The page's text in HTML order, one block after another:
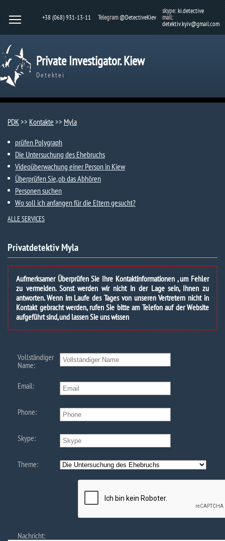
+38 (068) 931-13-11 Telegram@DetectiveKiev
skype:ki.detective
mail:
detektiv.kyiv@gmail.com
Private Investigator. Kiew
Detektei
PDK>> Kontakte >> Myla
prüfen Polygraph
Die Untersuchung des Ehebruchs
Videoüberwachung einer Person in Kiew
Überprüfen Sie, ob das Abhören
Personen suchen
Wo soll ich anfangen für die Eltern gesucht?
ALLE SERVICES
Privatdetektiv Myla
Aufmerksamer Überprüfen Sie Ihre Kontaktinformationen , um Fehler
zu vermeiden. Sonst werden wir nicht in der Lage sein, Ihnen zu
antworten. Wenn im Laufe des Tages von unseren Vertretern nicht in
Kontakt gebracht werden, rufen Sie bitte am Telefon auf der Website
aufgeführt sind, und lassen Sie uns wissen
Vollständiger
Name:
Email:
Phone:
Skype:
Theme:
Nachricht: